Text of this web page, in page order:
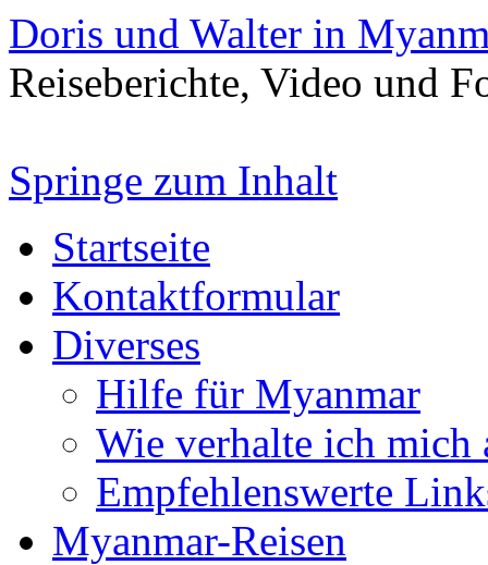
Doris und Walter in
Reiseberichte, Video und
Springe zum Inhalt
Startseite
Kontaktformular
Diverses
Hilfe für Myanmar
Wie verhalte ich
Empfehlenswerte
Myanmar-Reisen